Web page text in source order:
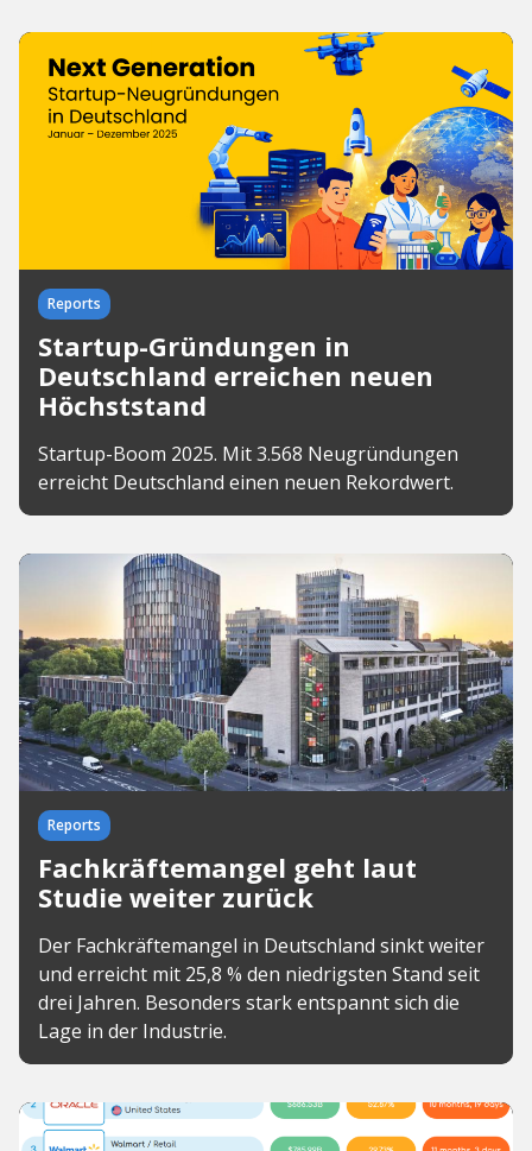
Reports
Startup-Gründungen in
Deutschland erreichen neuen
Höchststand
Startup-Boom 2025. Mit 3.568 Neugründungen
erreicht Deutschland einen neuen Rekordwert.
Reports
Fachkräftemangel geht laut
Studie weiter zurück
Der Fachkräftemangel in Deutschland sinkt weiter
und erreicht mit 25,8 % den niedrigsten Stand seit
drei Jahren. Besonders stark entspannt sich die
Lage in der Industrie.